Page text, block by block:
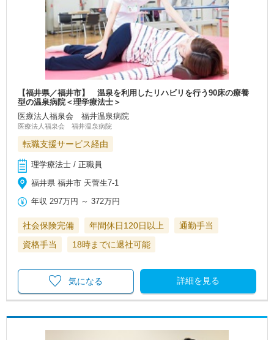
【福井県／福井市】 温泉を利用したリハビリを行う90床の療養
型の温泉病院＜理学療法士＞
医療法人福泉会 福井温泉病院
医療法人福泉会 福井温泉病院
転職支援サービス経由
理学療法士 / 正職員
福井県 福井市 天菅生7-1
年収 297万円 ～372万円
社会保険完備 年間休日120日以上
通勤手当
資格手当
18時までに退社可能
詳細を見る
気になる